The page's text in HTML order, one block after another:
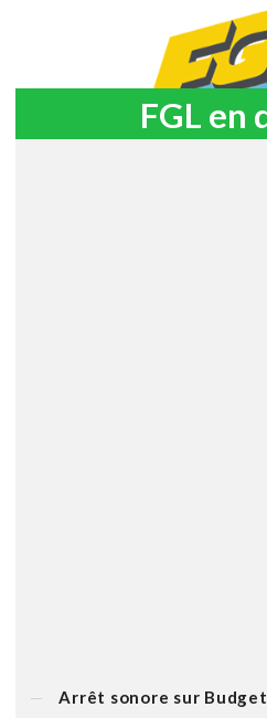
FGL en
Arrêt sonore sur